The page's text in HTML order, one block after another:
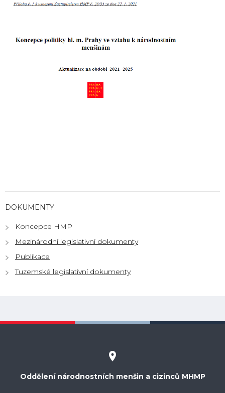
DOKUMENTY
Koncepce HMP
Mezinárodní legislativní dokumenty
Publikace
Tuzemské legislativní dokumenty
Oddělení národnostních menšin a cizinců MHMP